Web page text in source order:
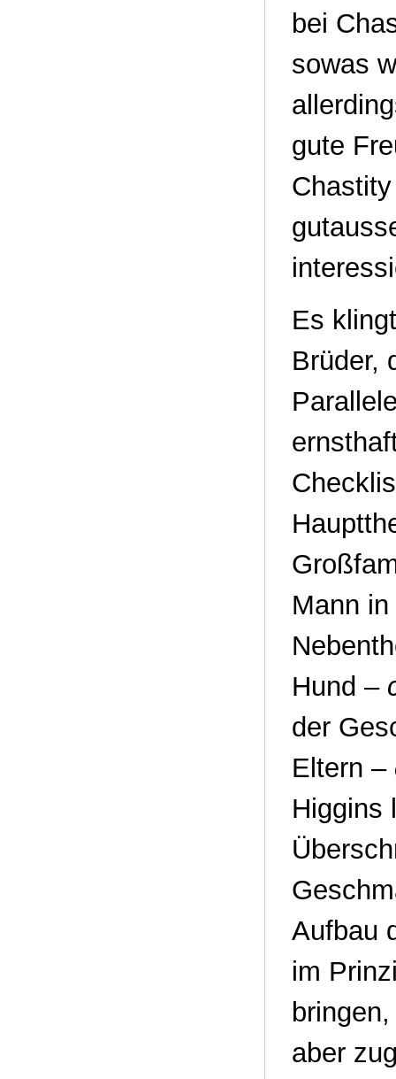
bei
sowas
gute
Es
Brüder,
Mann
Hund –
der
Eltern –
Higgins
Aufbau
im
aber